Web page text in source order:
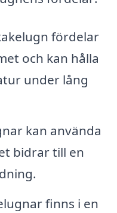
fördelar
och kan hålla
under lång
kan använda
bidrar till en
finns i en